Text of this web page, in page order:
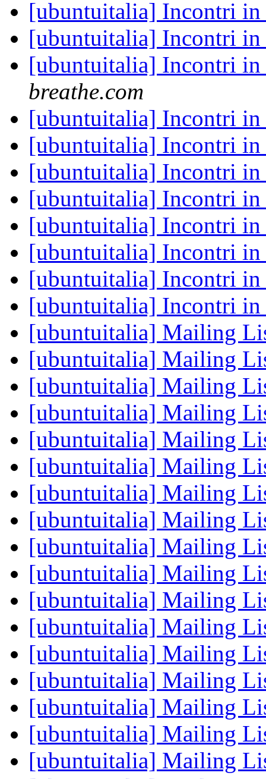
[ubuntuitalia] Incontri
[ubuntuitalia] Incontri
[ubuntuitalia] Incontri
breathe.com
[ubuntuitalia] Incontri
[ubuntuitalia] Incontri
[ubuntuitalia] Incontri
[ubuntuitalia] Incontri
[ubuntuitalia] Incontri
[ubuntuitalia] Incontri
[ubuntuitalia] Incontri
[ubuntuitalia] Incontri
[ubuntuitalia] Mailing
[ubuntuitalia] Mailing
[ubuntuitalia] Mailing
[ubuntuitalia] Mailing
[ubuntuitalia] Mailing
[ubuntuitalia] Mailing
[ubuntuitalia] Mailing
[ubuntuitalia] Mailing
[ubuntuitalia] Mailing
[ubuntuitalia] Mailing
[ubuntuitalia] Mailing
[ubuntuitalia] Mailing
[ubuntuitalia] Mailing
[ubuntuitalia] Mailing
[ubuntuitalia] Mailing
[ubuntuitalia] Mailing
[ubuntuitalia] Mailing